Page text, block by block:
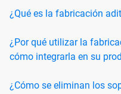
¿Qué es la fabricación
¿Por qué utilizar la
cómo integrarla en su
¿Cómo se eliminan los